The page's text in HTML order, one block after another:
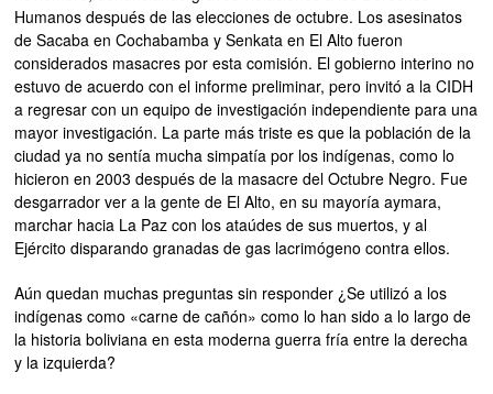
Humanos después de las elecciones de octubre. Los asesinatos
de Sacaba en Cochabamba y Senkata en El Alto fueron
considerados masacres por esta comisión. El gobierno interino no
estuvo de acuerdo con el informe preliminar, pero invitó a la CIDH
a regresar con un equipo de investigación independiente para una
mayor investigación. La parte más triste es que la población de la
ciudad ya no sentía mucha simpatía por los indígenas, como lo
hicieron en 2003 después de la masacre del Octubre Negro. Fue
desgarrador ver a la gente de El Alto, en su mayoría aymara,
marchar hacia La Paz con los ataúdes de sus muertos, y al
Ejército disparando granadas de gas lacrimógeno contra ellos.
Aún quedan muchas preguntas sin responder ¿Se utilizó a los
indígenas como «carne de cañón» como lo han sido a lo largo de
la historia boliviana en esta moderna guerra fría entre la derecha
y la izquierda?